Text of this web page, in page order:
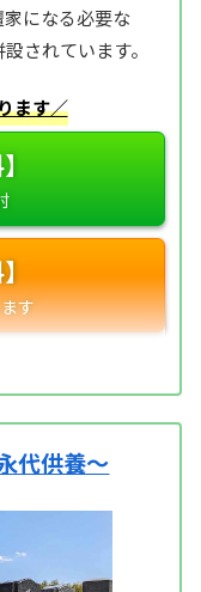
になる必要な
されています。
ます／
代供養～